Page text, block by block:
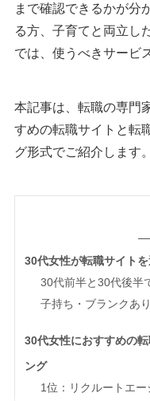
まで確認できるかが分
る方、子育てと両立し
では、使うべきサービ
本記事は、転職の専門
すめの転職サイトと転
グ形式でご紹介します。
30代女性が転職サイト
30代前半と30代後半
子持ち・ブランクあ
30代女性におすすめの
ング
1位：リクルートエー